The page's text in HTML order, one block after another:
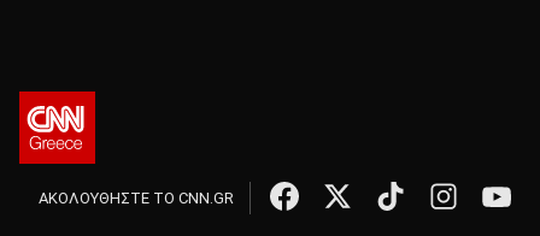
ΑΚΟΛΟΥΘΗΣΤΕ ΤΟ CNN.GR